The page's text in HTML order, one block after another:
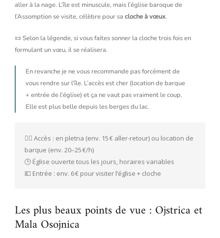
aller à la nage. L’île est minuscule, mais l’église baroque de
l’Assomption se visite, célèbre pour sa cloche à vœux.
📜 Selon la légende, si vous faites sonner la cloche trois fois en
formulant un vœu, il se réalisera.
En revanche je ne vous recommande pas forcément de
vous rendre sur l’île. L’accès est cher (location de barque
+ entrée de l’église) et ça ne vaut pas vraiment le coup.
Elle est plus belle depuis les berges du lac.
🚣‍♂️ Accès : en pletna (env. 15 € aller-retour) ou location de
barque (env. 20–25 €/h)
🕒 Église ouverte tous les jours, horaires variables
💶 Entrée : env. 6 € pour visiter l’église + cloche
Les plus beaux points de vue : Ojstrica et
Mala Osojnica